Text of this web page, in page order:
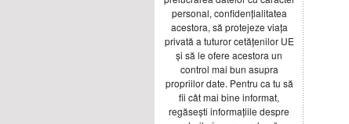
personal, confidențialitatea
acestora, să protejeze viața
privată a tuturor cetățenilor UE
și să le ofere acestora un
control mai bun asupra
propriilor date. Pentru ca tu să
fii cât mai bine informat,
regăsești informațiile despre